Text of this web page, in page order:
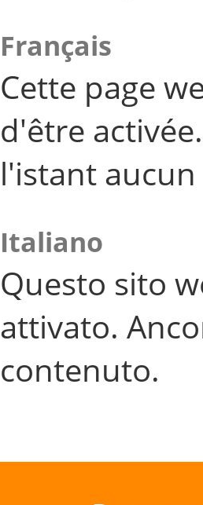
Français
Cette page
d'être
l'istant
Italiano
Questo sito
attivato.
contenuto.